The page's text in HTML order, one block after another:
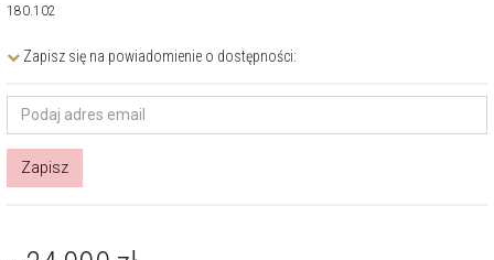
180.102
Zapisz się na powiadomienie o dostępności:
Zapisz